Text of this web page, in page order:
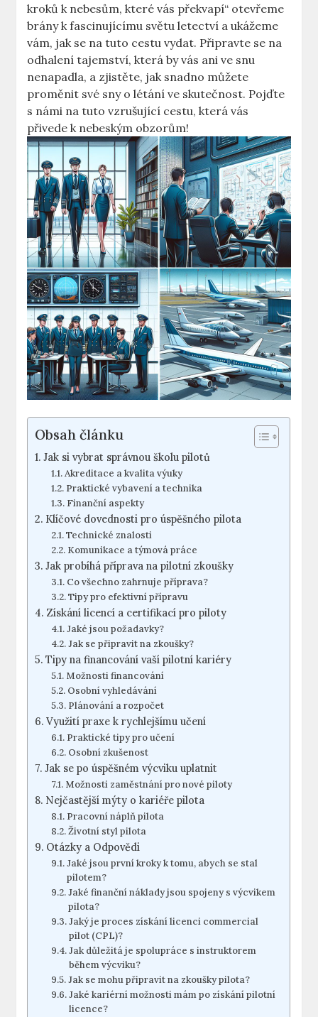
kroků k⁣ nebesům, ‍které vás překvapí“ otevřeme
brány k fascinujícímu světu letectví a ​ukážeme
vám, jak‌ se na‌ tuto cestu vydat. Připravte se ‍na
odhalení tajemství, která‌ by vás ani ve snu‌
nenapadla, ‍a zjistěte, jak snadno můžete
proměnit ⁢své sny o létání ve skutečnost. Pojďte
s námi na ​tuto‍ vzrušující cestu, která vás‌
přivede k nebeským obzorům!
Obsah článku
Jak ⁤si vybrat⁣ správnou školu ‍pilotů
Akreditace a kvalita výuky
Praktické vybavení a technika
Finanční⁤ aspekty
Klíčové dovednosti pro úspěšného pilota
Technické znalosti
Komunikace a týmová práce
Jak probíhá příprava na pilotní zkoušky
Co všechno zahrnuje⁣ příprava?
Tipy pro efektivní přípravu
Získání ⁢licencí a certifikací pro piloty
Jaké jsou požadavky?
Jak se připravit na zkoušky?
Tipy na ‌financování vaší pilotní kariéry
Možnosti financování
Osobní vyhledávání
Plánování a ‍rozpočet
Využití praxe k rychlejšímu učení
Praktické tipy pro učení
Osobní zkušenost
Jak se ‍po úspěšném výcviku uplatnit
Možnosti ⁣zaměstnání​ pro nové piloty
Nejčastější mýty o ​kariéře pilota
Pracovní náplň pilota
Životní styl pilota
Otázky a⁢ Odpovědi
Jaké jsou první kroky k tomu, abych se stal
pilotem?
Jaké finanční náklady jsou spojeny s výcvikem
pilota?
Jaký je proces získání licenci commercial
pilot (CPL)?
Jak důležitá je spolupráce s instruktorem
během výcviku?
Jak se mohu připravit na zkoušky pilota?
Jaké kariérní možnosti mám po získání pilotní
licence?